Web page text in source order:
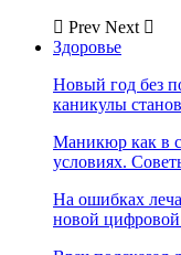
Prev Next
Здоровье
Новый год без
каникулы
Маникюр как в
условиях.
На ошибках
новой